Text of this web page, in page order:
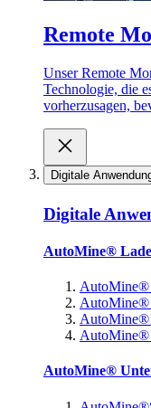
Remote
Unser Remote
Technologie, die
vorherzusagen,
Digitale
Digitale
AutoMine®
AutoMine®
AutoMine®
AutoMine®